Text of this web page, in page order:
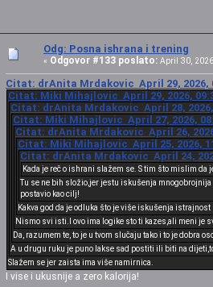
Odg: Posna ishrana i trening
« Odgovor #133 poslato: April 30,
Citat: drAnita Mrdakovic April 29, 2026,
Citat: Miki Mihajlovic April 29, 2026,
Citat: drAnita Mrdakovic April 28, 2026,
Citat: Miki Mihajlovic April 27, 2026,
Citat: drAnita Mrdakovic April 26,
Citat: Miki Mihajlovic April 25, 2026,
Citat: drAnita Mrdakovic April 24,
Kada je reč o ishrani slažem se. S tim što mislim
Tu se ne bih složio,jer jestu iskušenja mnogobrojnija
postavio kao cilj!
Kakva god da je odluka što je više iskušenja
Nismo svi isti.I ovo ima logike sto ti kazes,ali meni je
Da, razumem te, to je u tvom slučaju tako i to je dobra
A u drugu ruku je puno lakse sad postiti ili biti na
Slažem se jer zaista ima više namirnica.
I vise i ukusnije a zero kalorija!